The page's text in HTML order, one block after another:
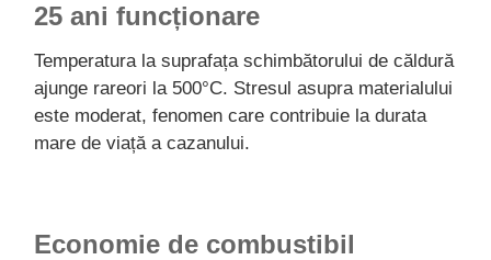
25 ani funcționare
Temperatura la suprafața schimbătorului de căldură
ajunge rareori la 500°C. Stresul asupra materialului
este moderat, fenomen care contribuie la durata
mare de viață a cazanului.
Economie de combustibil